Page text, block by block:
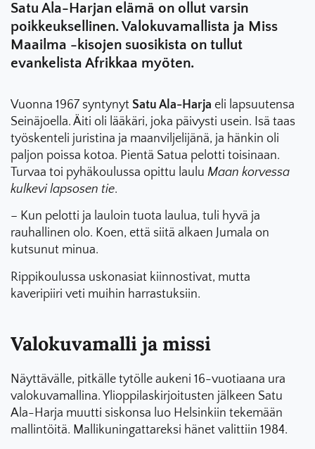
Satu Ala-Harjan elämä on ollut varsin
poikkeuksellinen. Valokuvamallista ja Miss
Maailma -kisojen suosikista on tullut
evankelista Afrikkaa myöten.
Vuonna 1967 syntynyt Satu Ala-Harja eli lapsuutensa
Seinäjoella. Äiti oli lääkäri, joka päivysti usein. Isä taas
työskenteli juristina ja maanviljelijänä, ja hänkin oli
paljon poissa kotoa. Pientä Satua pelotti toisinaan.
Turvaa toi pyhäkoulussa opittu laulu Maan korvessa
kulkevi lapsosen tie.
– Kun pelotti ja lauloin tuota laulua, tuli hyvä ja
rauhallinen olo. Koen, että siitä alkaen Jumala on
kutsunut minua.
Rippikoulussa uskonasiat kiinnostivat, mutta
kaveripiiri veti muihin harrastuksiin.
Valokuvamalli ja missi
Näyttävälle, pitkälle tytölle aukeni 16-vuotiaana ura
valokuvamallina. Ylioppilaskirjoitusten jälkeen Satu
Ala-Harja muutti siskonsa luo Helsinkiin tekemään
mallintöitä. Mallikuningattareksi hänet valittiin 1984.